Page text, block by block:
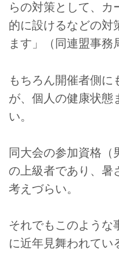
らの対策として、カ
的に設けるなどの対
ます」（同連盟事務
もちろん開催者側に
が、個人の健康状態
い。
同大会の参加資格（
の上級者であり、暑
考えづらい。
それでもこのような
に近年見舞われてい